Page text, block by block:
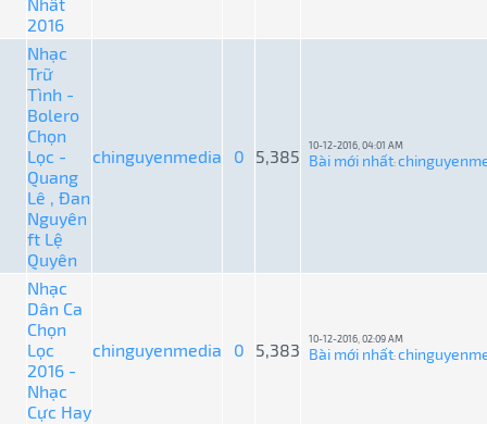
Nhất
2016
Nhạc
Trữ
Tình -
Bolero
Chọn
Lọc -
Quang
Lê , Đan
Nguyên
ft Lệ
Quyên
chinguyenmedia 0 5,385
10-12-2016, 04:01 AM
Bài mới nhất:
Nhạc
Dân Ca
Chọn
Lọc
2016 -
Nhạc
Cực Hay
chinguyenmedia 0 5,383
10-12-2016, 02:09 AM
Bài mới nhất: